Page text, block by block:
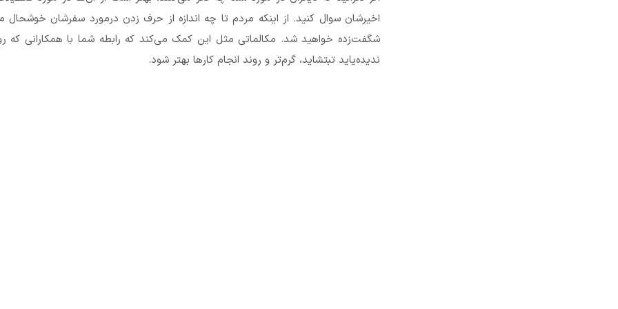
اخیرشان سوال کنید. از اینکه مردم تا چه اندازه از حرف زدن درمورد سفرشان خوشحال
شگفت‌زده خواهید شد. مکالماتی مثل این کمک می‌کند که رابطه شما با همکارانی که
ندیده‌یاید تبتشاید، گرم‌تر و روند انجام کارها بهتر شود.